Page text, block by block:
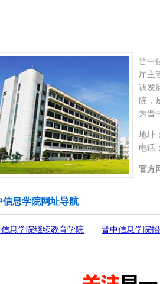
晋中
厅主
调发
院，
为晋
地址
电话
官方
信息学院网址导航
息学院继续教育学院 晋中信息学院